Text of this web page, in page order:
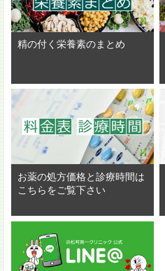
精の付く栄養素のまとめ
お薬の処方価格と診療時間は
こちらをご覧下さい